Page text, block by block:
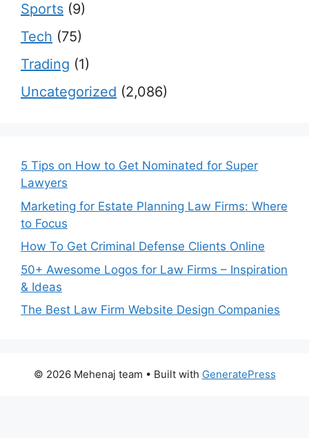
Sports (9)
Tech (75)
Trading (1)
Uncategorized (2,086)
5 Tips on How to Get Nominated for Super
Lawyers
Marketing for Estate Planning Law Firms: Where
to Focus
How To Get Criminal Defense Clients Online
50+ Awesome Logos for Law Firms – Inspiration
& Ideas
The Best Law Firm Website Design Companies
© 2026 Mehenaj team • Built with GeneratePress